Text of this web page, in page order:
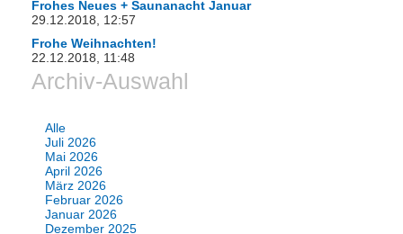
Frohes Neues + Saunanacht Januar
29.12.2018, 12:57
Frohe Weihnachten!
22.12.2018, 11:48
Archiv-Auswahl
Alle
Juli 2026
Mai 2026
April 2026
März 2026
Februar 2026
Januar 2026
Dezember 2025